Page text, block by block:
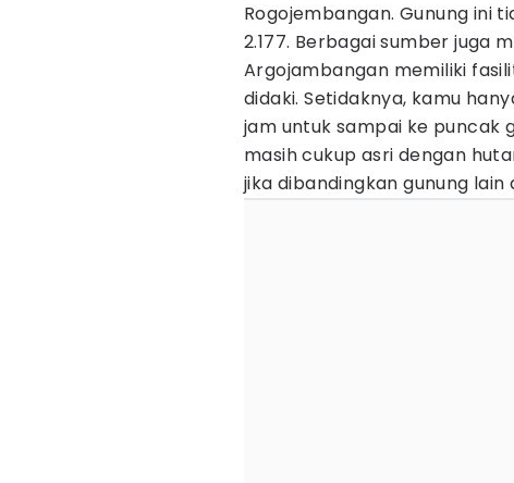
Rogojembangan. Gunung ini
2.177. Berbagai sumber juga
Argojambangan memiliki
didaki. Setidaknya, kamu
jam untuk sampai ke puncak
masih cukup asri dengan
jika dibandingkan gunung lain